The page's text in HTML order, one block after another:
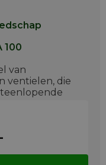
100
van
ventielen, die